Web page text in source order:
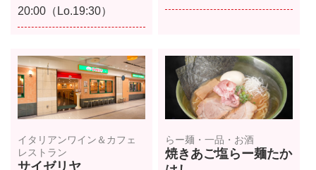
20:00（Lo.19:30）
イタリアンワイン＆カフェ
レストラン
サイゼリヤ
らー麺・一品・お酒
焼きあご塩らー麺たか